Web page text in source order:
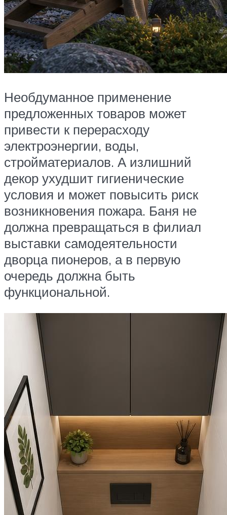
Необдуманное применение
предложенных товаров может
привести к перерасходу
электроэнергии, воды,
стройматериалов. А излишний
декор ухудшит гигиенические
условия и может повысить риск
возникновения пожара. Баня не
должна превращаться в филиал
выставки самодеятельности
дворца пионеров, а в первую
очередь должна быть
функциональной.